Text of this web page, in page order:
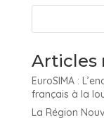
Articles
EuroSIMA :
français à la
La Région